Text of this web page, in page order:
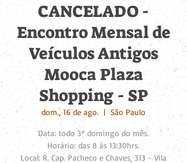
CANCELADO -
Encontro Mensal de
Veículos Antigos
Mooca Plaza
Shopping - SP
dom., 16 de ago.
  |
São Paulo
Data: todo 3º domingo do mês.
Horário: das 8 às 13:30hrs.
Local: R. Cap. Pacheco e Chaves, 313 - Vila